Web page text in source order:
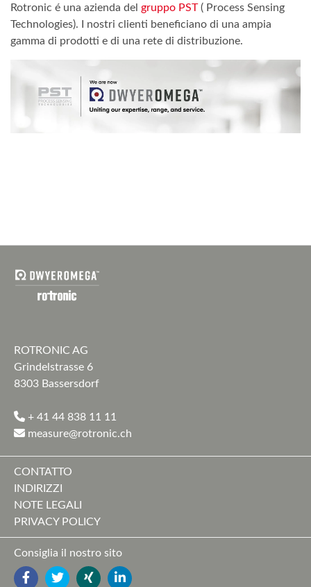
Rotronic é una azienda del gruppo PST( Process Sensing
Technologies). I nostri clienti beneficiano di una ampia
gamma di prodotti e di una rete di distribuzione.
ROTRONIC AG
Grindelstrasse 6
8303 Bassersdorf
+ 41 44 838 11 11
measure@rotronic.ch
CONTATTO
INDIRIZZI
NOTE LEGALI
PRIVACY POLICY
Consiglia il nostro sito
FACEBOOK
TWITTERYOUTUBELINKEDIN